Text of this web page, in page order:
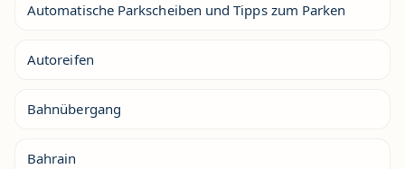
Automatische Parkscheiben und Tipps zum Parken
Autoreifen
Bahnübergang
Bahrain